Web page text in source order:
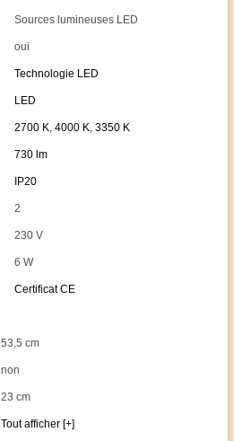
Sources lumineuses LED
oui
Technologie LED
LED
2700 K, 4000 K, 3350 K
730 lm
IP20
2
230 V
6 W
Certificat CE
53,5 cm
non
23 cm
Tout afficher [+]